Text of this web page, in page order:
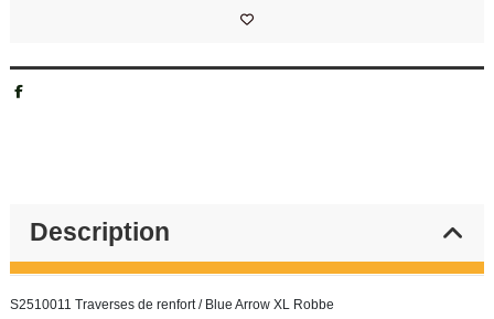
Description
S2510011 Traverses de renfort / Blue Arrow XL Robbe